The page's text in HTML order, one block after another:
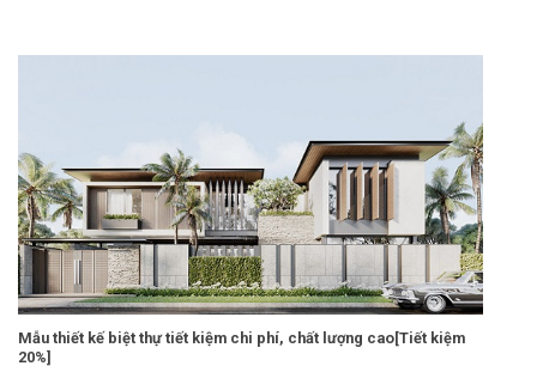
Mẫu thiết kế biệt thự tiết kiệm chi phí, chất lượng cao[Tiết kiệm
20%]